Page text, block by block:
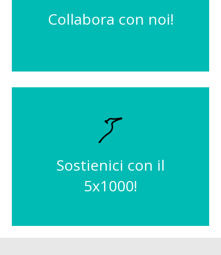
Collabora con noi!
Sostienici con il
5x1000!
Non costa nulla, ma
vale tanto!
04013640372